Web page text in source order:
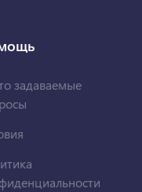
задаваемые